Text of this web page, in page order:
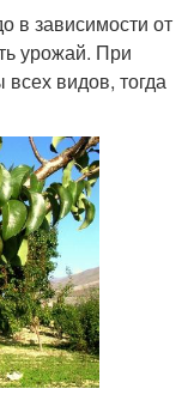
в зависимости от
урожай. При
видов, тогда